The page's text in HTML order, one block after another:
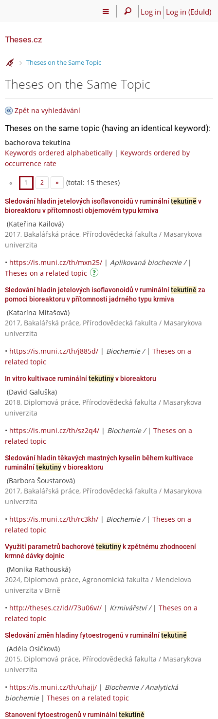
Log in Log in (EduId)
Theses.cz
>
Theses on the Same Topic
Theses on the Same Topic
Zpět na vyhledávání
Theses on the same topic (having an identical keyword):
bachorova tekutina
Keywords ordered alphabetically | Keywords ordered by
occurrence rate
« 1 2 » (total: 15 theses)
Sledování hladin jetelových isoflavonoidů v ruminálnítekutině v
bioreaktoru v přítomnosti objemovém typu krmiva
(Kateřina Kailová)
2017, Bakalářská práce, Přírodovědecká fakulta / Masarykova
univerzita
• https://is.muni.cz/th/mxn25/ | Aplikovaná biochemie / |
Theses on a related topic
Sledování hladin jetelových isoflavonoidů v ruminálnítekutině za
pomoci bioreaktoru v přítomnosti jadrného typu krmiva
(Katarína Mitašová)
2017, Bakalářská práce, Přírodovědecká fakulta / Masarykova
univerzita
• https://is.muni.cz/th/j885d/ | Biochemie / | Theses on a
related topic
In vitro kultivace ruminálnítekutinyv bioreaktoru
(David Galuška)
2018, Diplomová práce, Přírodovědecká fakulta / Masarykova
univerzita
• https://is.muni.cz/th/sz2q4/ | Biochemie / | Theses on a
related topic
Sledování hladin těkavých mastných kyselin během kultivace
ruminálnítekutinyv bioreaktoru
(Barbora Šoustarová)
2017, Bakalářská práce, Přírodovědecká fakulta / Masarykova
univerzita
• https://is.muni.cz/th/rc3kh/ | Biochemie / | Theses on a
related topic
Využití parametrů bachorové tekutiny k zpětnému zhodnocení
krmné dávky dojnic
(Monika Rathouská)
2024, Diplomová práce, Agronomická fakulta / Mendelova
univerzita v Brně
• http://theses.cz/id//73u06v// | Krmivářství / | Theses on a
related topic
Sledování změn hladiny fytoestrogenů v ruminálnítekutině
(Adéla Osičková)
2015, Diplomová práce, Přírodovědecká fakulta / Masarykova
univerzita
• https://is.muni.cz/th/uhajj/ | Biochemie / Analytická
biochemie| Theses on a related topic
Stanovení fytoestrogenů v ruminálnítekutině